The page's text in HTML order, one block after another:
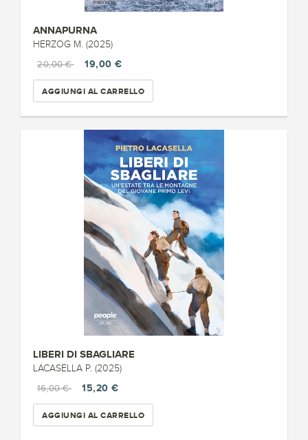
ANNAPURNA
HERZOG M. (2025)
20,00 €
19,00 €
AGGIUNGI AL CARRELLO
LIBERI DI SBAGLIARE
LACASELLA P. (2025)
16,00 €
15,20 €
AGGIUNGI AL CARRELLO